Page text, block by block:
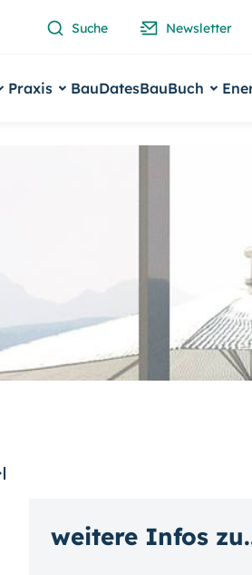
Suche Newsletter
Praxis BauDatesBauBuch
weitere Infos